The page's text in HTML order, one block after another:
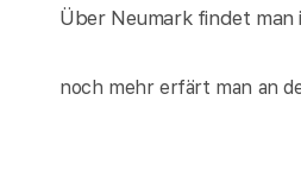
Über Neumark findet man
noch mehr erfärt man an